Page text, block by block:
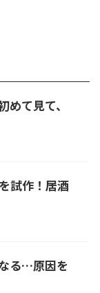
めて見て、
試作！居酒
る…原因を